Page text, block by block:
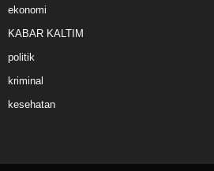
ekonomi
KABAR KALTIM
politik
kriminal
kesehatan